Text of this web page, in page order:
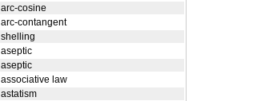
arc-cosine
arc-contangent
shelling
aseptic
aseptic
associative law
astatism